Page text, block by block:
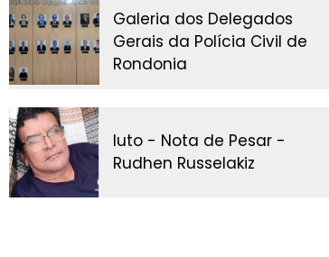
Galeria dos Delegados
Gerais da Polícia Civil de
Rondonia
luto - Nota de Pesar -
Rudhen Russelakiz